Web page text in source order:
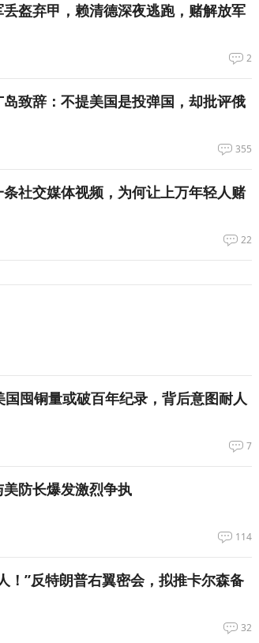
盔弃甲，赖清德深夜逃跑，赌解放军
2
致辞：不提美国是投弹国，却批评俄
355
社交媒体视频，为何让上万年轻人赌
22
囤铜量或破百年纪录，背后意图耐人
7
防长爆发激烈争执
114
！”反特朗普右翼密会，拟推卡尔森备
32